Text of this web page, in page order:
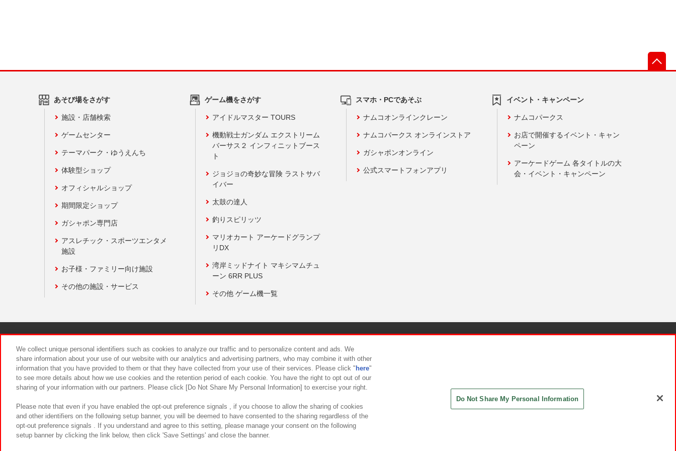
あそび場をさがす
施設・店舗検索
ゲームセンター
テーマパーク・ゆうえんち
体験型ショップ
オフィシャルショップ
期間限定ショップ
ガシャポン専門店
アスレチック・スポーツエンタメ
施設
お子様・ファミリー向け施設
その他の施設・サービス
ゲーム機をさがす
アイドルマスター TOURS
機動戦士ガンダム エクストリーム
バーサス２ インフィニットブース
ト
ジョジョの奇妙な冒険 ラストサバ
イバー
太鼓の達人
釣りスピリッツ
マリオカート アーケードグランプ
リDX
湾岸ミッドナイト マキシマムチュ
ーン 6RR PLUS
その他 ゲーム機一覧
スマホ・PCであそぶ
ナムコオンラインクレーン
ナムコパークス オンラインストア
ガシャポンオンライン
公式スマートフォンアプリ
イベント・キャンペーン
ナムコパークス
お店で開催するイベント・キャン
ペーン
アーケードゲーム 各タイトルの大
会・イベント・キャンペーン
食品のご提供について カスタマーハラスメント対応方針
We collect unique personal identifiers such as cookies to analyze our traffic and to personalize content and ads. We
share information about your use of our website with our analytics and advertising partners, who may combine it with other
information that you have provided to them or that they have collected from your use of their services. Please click " here"
to see more details about how we use cookies and the retention period of each cookie. You have the right to opt out of our
sharing of your information with our partners. Please click [Do Not Share My Personal Information] to exercise your right.
Please note that even if you have enabled the opt-out preference signals , if you choose to allow the sharing of cookies
and other identifiers on the following setup banner, you will be deemed to have consented to the sharing regardless of the
opt-out preference signals . If you understand and agree to this setting, please manage your consent on the following
setup banner by clicking the link below, then click 'Save Settings' and close the banner.
Do Not Share My Personal Information